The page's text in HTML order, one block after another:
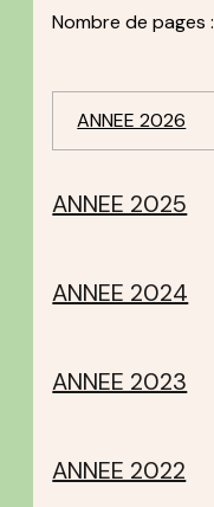
Nombre de pages :
ANNEE 2026
ANNEE 2025
ANNEE 2024
ANNEE 2023
ANNEE 2022